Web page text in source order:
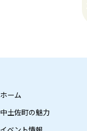
ホーム
中土佐町の魅力